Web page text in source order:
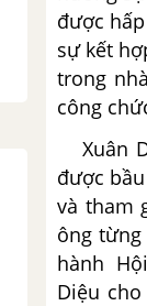
được
sự kết
trong
công
Xuân
được
và tham
ông từng
hành
Diệu